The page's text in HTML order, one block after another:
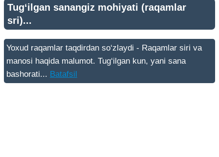
Tug‘ilgan sanangiz mohiyati (raqamlar
sri)...
Yoxud raqamlar taqdirdan so‘zlaydi - Raqamlar siri va
manosi haqida malumot. Tug‘ilgan kun, yani sana
bashorati... Batafsil